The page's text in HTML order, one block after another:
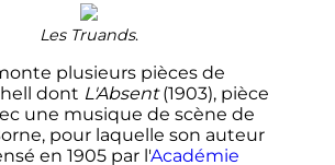
Les Truands.
plusieurs pièces de
dont L'Absent(1903), pièce
une musique de scène de
pour laquelle son auteur
en 1905 par l'Académie